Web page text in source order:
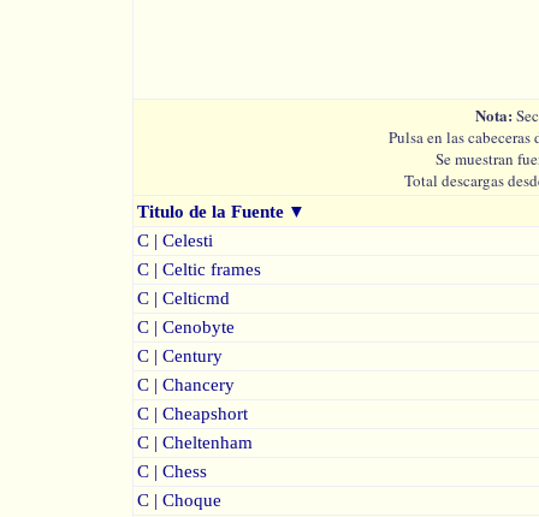
Nota:
Pulsa en las
Se muestran
Total descargas
Titulo de la Fuente ▼
C | Celesti
C | Celtic frames
C | Celticmd
C | Cenobyte
C | Century
C | Chancery
C | Cheapshort
C | Cheltenham
C | Chess
C | Choque